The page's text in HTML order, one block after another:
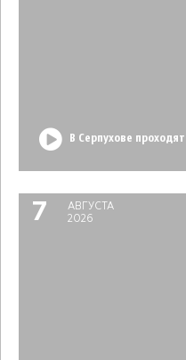
В Серпухове
7
АВГУСТА
2026